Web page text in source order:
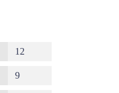
12
9